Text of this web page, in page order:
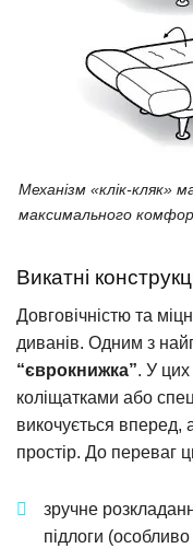
Механізм «клік-кляк»
максимального
Викатні
Довговічністю та
диванів. Одним з
“єврокнижка”. У цих
коліщатками або
викочується вперед,
простір. До переваг
зручне
підлоги